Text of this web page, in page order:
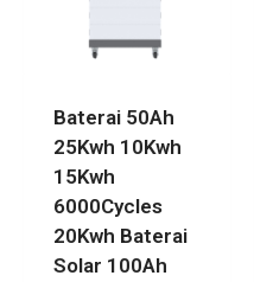
Baterai 50Ah
25Kwh 10Kwh
15Kwh
6000Cycles
20Kwh Baterai
Solar 100Ah